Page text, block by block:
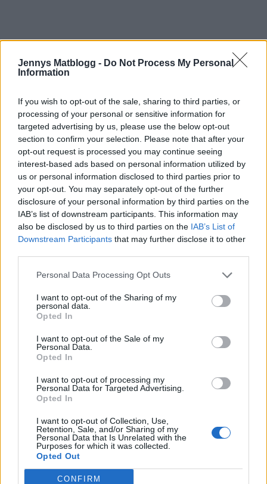
Jennys Matblogg - Do Not Process My Personal
Information
If you wish to opt-out of the sale, sharing to third parties, or
processing of your personal or sensitive information for
targeted advertising by us, please use the below opt-out
section to confirm your selection. Please note that after your
opt-out request is processed you may continue seeing
interest-based ads based on personal information utilized by
us or personal information disclosed to third parties prior to
your opt-out. You may separately opt-out of the further
disclosure of your personal information by third parties on the
IAB’s list of downstream participants. This information may
also be disclosed by us to third parties on the IAB’s List of
Downstream Participants that may further disclose it to other
Personal Data Processing Opt Outs
I want to opt-out of the Sharing of my
personal data.
Opted In
I want to opt-out of the Sale of my
Personal Data.
Opted In
I want to opt-out of processing my
Personal Data for Targeted Advertising.
Opted In
I want to opt-out of Collection, Use,
Retention, Sale, and/or Sharing of my
Personal Data that Is Unrelated with the
Purposes for which it was collected.
Opted Out
CONFIRM
Prenumerera Logga in
COMMENTS
äldsta
Emma
11 år sedan
Ser jättegott ut! Vad anv du för krydda på
klyftpotatisen?